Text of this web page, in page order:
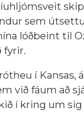
sem
lóðbeint til
fyrir.
í Kansas,
við fáum að
í kring um